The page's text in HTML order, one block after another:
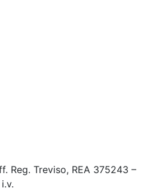
Reg. Treviso, REA 375243 –